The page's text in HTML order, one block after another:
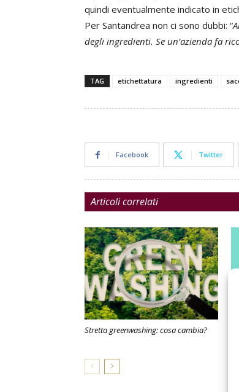
quindi eventualmente indicato in
Per Santandrea non ci sono dubbi: “
degli ingredienti. Se un’azienda fa
TAG etichettatura ingredienti
Facebook Twitter
Articoli correlati
Stretta greenwashing: cosa cambia?